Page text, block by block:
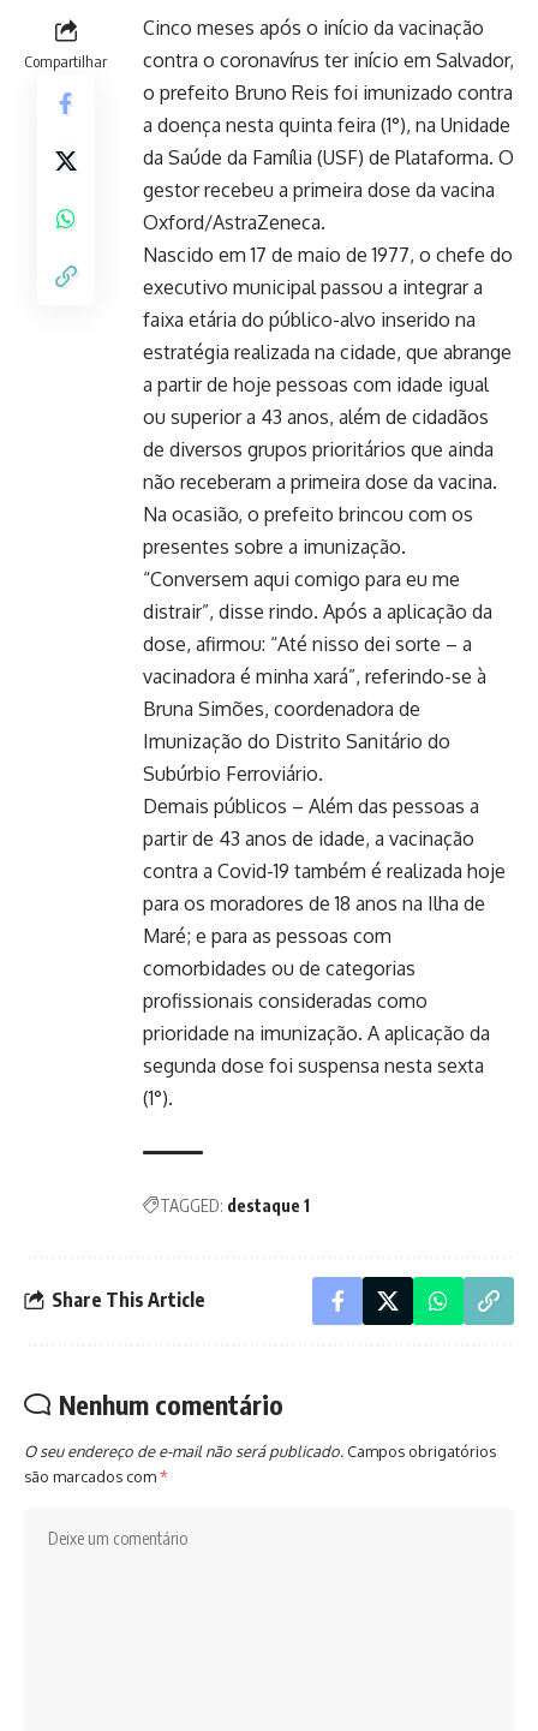
Compartilhar
Cinco meses após o início da vacinação
contra o coronavírus ter início em Salvador,
o prefeito Bruno Reis foi imunizado contra
a doença nesta quinta feira (1°), na Unidade
da Saúde da Família (USF) de Plataforma. O
gestor recebeu a primeira dose da vacina
Oxford/AstraZeneca.
Nascido em 17 de maio de 1977, o chefe do
executivo municipal passou a integrar a
faixa etária do público-alvo inserido na
estratégia realizada na cidade, que abrange
a partir de hoje pessoas com idade igual
ou superior a 43 anos, além de cidadãos
de diversos grupos prioritários que ainda
não receberam a primeira dose da vacina.
Na ocasião, o prefeito brincou com os
presentes sobre a imunização.
“Conversem aqui comigo para eu me
distrair”, disse rindo. Após a aplicação da
dose, afirmou: “Até nisso dei sorte – a
vacinadora é minha xará”, referindo-se à
Bruna Simões, coordenadora de
Imunização do Distrito Sanitário do
Subúrbio Ferroviário.
Demais públicos – Além das pessoas a
partir de 43 anos de idade, a vacinação
contra a Covid-19 também é realizada hoje
para os moradores de 18 anos na Ilha de
Maré; e para as pessoas com
comorbidades ou de categorias
profissionais consideradas como
prioridade na imunização. A aplicação da
segunda dose foi suspensa nesta sexta
(1°).
TAGGED: destaque 1
Share This Article
Nenhum comentário
O seu endereço de e-mail não será publicado. Campos obrigatórios
são marcados com*